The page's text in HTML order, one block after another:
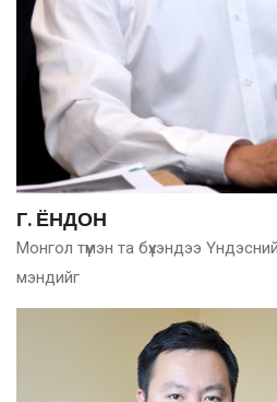
Г. ЁНДОН
Монгол түмэн та бүхэндээ
мэндийг